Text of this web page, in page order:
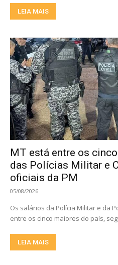
LEIA MAIS
MT está entre os
das Polícias Militar e
oficiais da PM
05/08/2026
Os salários da Polícia Militar e da
entre os cinco maiores do país,
LEIA MAIS